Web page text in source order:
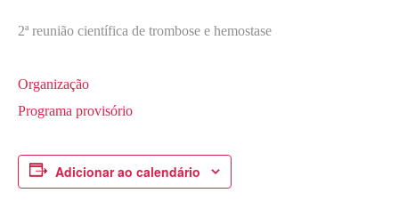
2ª reunião científica de trombose e hemostase
Organização
Programa provisório
Adicionar ao calendário